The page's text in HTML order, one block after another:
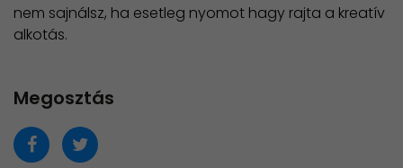
nem sajnálsz, ha esetleg nyomot hagy rajta a kreatív
alkotás.
Megosztás